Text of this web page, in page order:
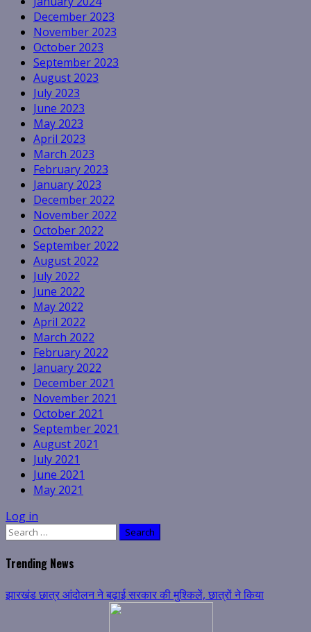
December 2023
November 2023
October 2023
September 2023
August 2023
July 2023
June 2023
May 2023
April 2023
March 2023
February 2023
January 2023
December 2022
November 2022
October 2022
September 2022
August 2022
July 2022
June 2022
May 2022
April 2022
March 2022
February 2022
January 2022
December 2021
November 2021
October 2021
September 2021
August 2021
July 2021
June 2021
May 2021
Log in
Search
Trending News
झारखंड छात्र आंदोलन ने बढ़ाई सरकार की मुश्किलें, छात्रों ने किया